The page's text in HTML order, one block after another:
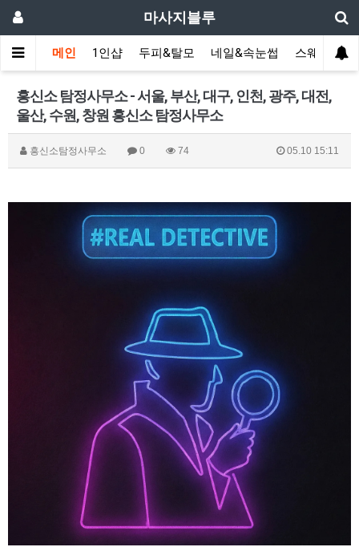
마사지블루
메인 1인샵 두피&탈모 네일&속눈썹 스웨디시(
흥신소 탐정사무소 - 서울, 부산, 대구, 인천, 광주, 대전,
울산, 수원, 창원 흥신소 탐정사무소
흥신소탐정사무소 0 74 05.10 15:11